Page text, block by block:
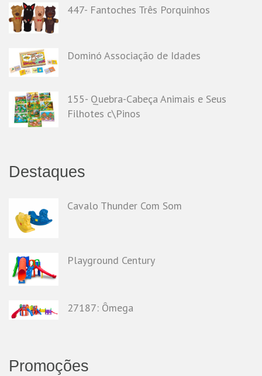
447- Fantoches Três Porquinhos
Dominó Associação de Idades
155- Quebra-Cabeça Animais e Seus
Filhotes c\Pinos
Destaques
Cavalo Thunder Com Som
Playground Century
27187: Ômega
Promoções